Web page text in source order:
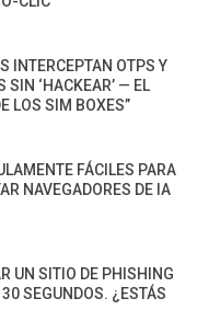
INTERCEPTAN OTPS Y
SIN ‘HACKEAR’ — EL
LOS SIM BOXES”
FÁCILES PARA
NAVEGADORES DE IA
UN SITIO DE PHISHING
SEGUNDOS. ¿ESTÁS